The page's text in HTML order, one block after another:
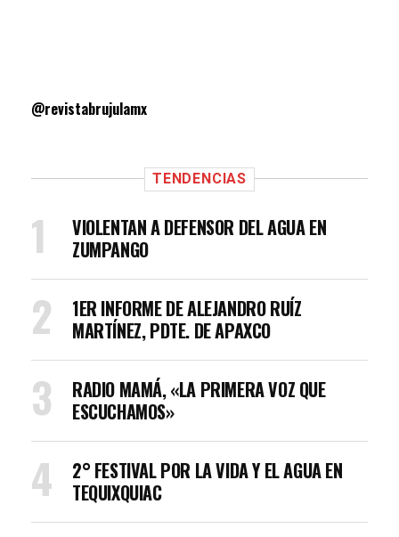
@revistabrujulamx
TENDENCIAS
VIOLENTAN A DEFENSOR DEL AGUA EN
ZUMPANGO
1ER INFORME DE ALEJANDRO RUÍZ
MARTÍNEZ, PDTE. DE APAXCO
RADIO MAMÁ, «LA PRIMERA VOZ QUE
ESCUCHAMOS»
2° FESTIVAL POR LA VIDA Y EL AGUA EN
TEQUIXQUIAC